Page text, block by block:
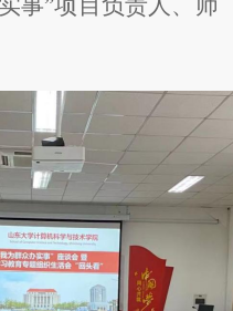
事”项目负责人、师